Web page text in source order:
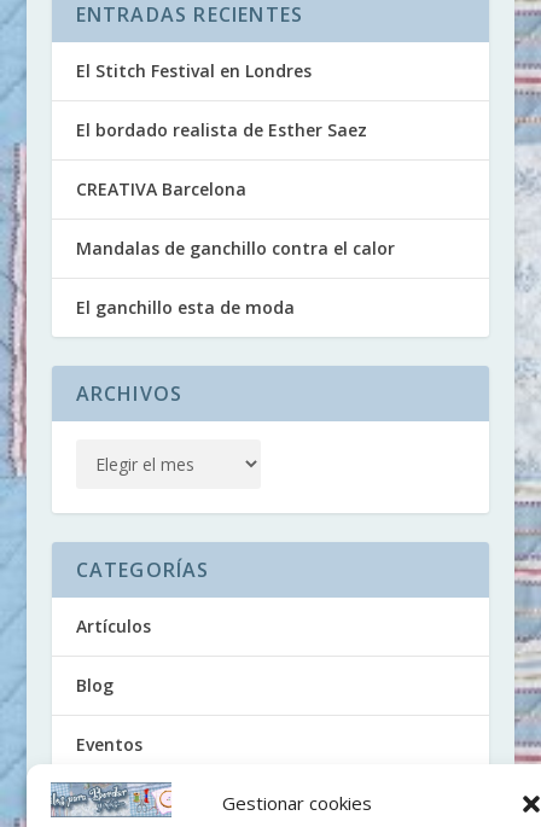
Gestionar cookies
ENTRADAS RECIENTES
El Stitch Festival en Londres
El bordado realista de Esther Saez
CREATIVA Barcelona
Mandalas de ganchillo contra el calor
El ganchillo esta de moda
ARCHIVOS
CATEGORÍAS
Artículos
Blog
Eventos
Noticias